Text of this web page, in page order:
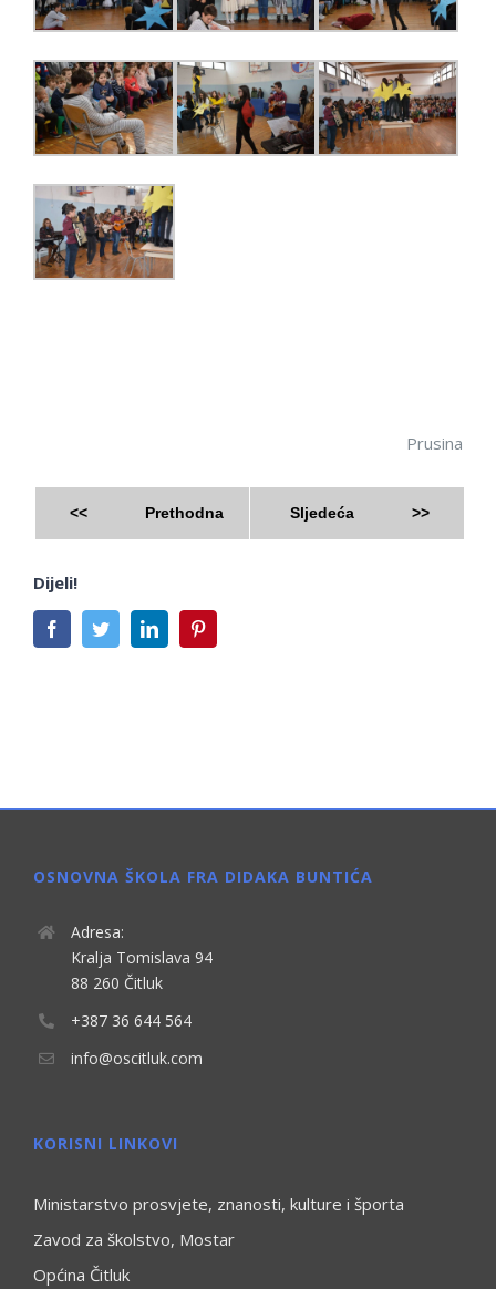
Prusina
<< Prethodna Sljedeća >>
Dijeli!
FacebookTwitterLinkedIn
OSNOVNA ŠKOLA FRA DIDAKA BUNTIĆA
Adresa:
Kralja Tomislava 94
88 260 Čitluk
+387 36 644 564
info@oscitluk.com
KORISNI LINKOVI
Ministarstvo prosvjete, znanosti, kulture i športa
Zavod za školstvo, Mostar
Općina Čitluk